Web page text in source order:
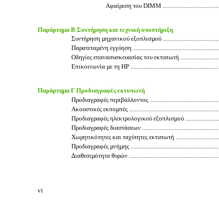
Αφαίρεση του DIMM
Παράρτηµα Β Συντήρηση και τεχνική υποστήριξη
Συντήρηση µηχανικού εξοπλισµού
Παρατεταµένη εγγύηση
Οδηγίες επανασυσκευασίας του εκτυπωτή
Επικοινωνία µε τη HP
Παράρτηµα Γ Προδιαγραφές εκτυπωτή
Προδιαγραφές περιβάλλοντος
Ακουστικές εκποµπές
Προδιαγραφές ηλεκτρολογικού εξοπλισµού
Προδιαγραφές διαστάσεων
Χωρητικότητες και ταχύτητες εκτυπωτή
Προδιαγραφές µνήµης
∆ιαθεσιµότητα θυρών
vi